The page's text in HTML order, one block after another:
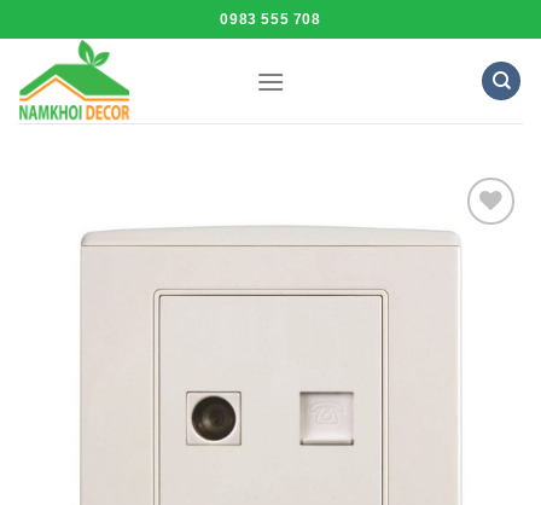
to
content
0983 555 708
Add to